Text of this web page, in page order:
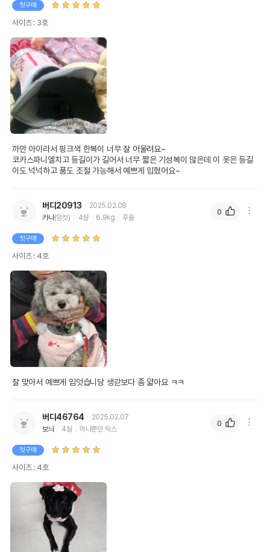
첫구매
사이즈 : 3호
까만 아이라서 핑크색 한복이 너무 잘 어울려요~
코카스파니엘치고 등길이가 길어서 너무 짧은 기성복이 많은데 이 옷은 등길
이도 넉넉하고 품도 조절 가능해서 예쁘게 입혔어요~
버디20913
2025.02.08
카나(암컷) 4살 6.9kg 푸들
첫구매
사이즈 : 4호
잘 맞아서 예쁘게 입엇습니당 생갇보다 좀 얇아요 ㅋㅋ
0
버디46764
2025.02.07
보늬
4살 하나뿐인 믹스
첫구매
사이즈 : 4호
0